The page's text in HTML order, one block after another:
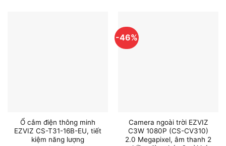
Ổ cắm điện thông minh
EZVIZ CS-T31-16B-EU, tiết
kiệm năng lượng
-46%
Camera ngoài trời EZVIZ
C3W 1080P (CS-CV310)
2.0 Megapixel, âm thanh 2